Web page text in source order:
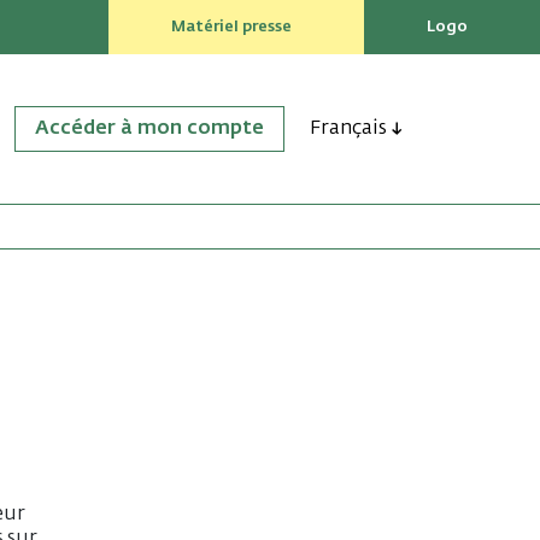
Matériel presse Logo
Accéder à mon compte Français